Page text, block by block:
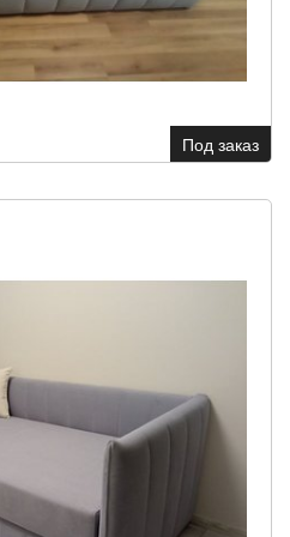
Под заказ